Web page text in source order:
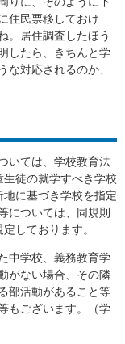
住民票移しておけ
。居住調査したほう
したら、きちんと学
な対応されるのか、
いては、学校教育法
徒の就学すべき学校
に基づき学校を指定
については、同規則
しております。
中学校、義務教育学
がない場合、その隣
部活動があること等
もございます。（学